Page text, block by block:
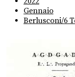
Gennaio
Berlusconi/6